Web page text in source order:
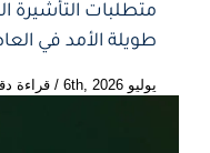
متطلبات التأشيرة
طويلة الأمد في
يوليو 6th, 2026 / قراءة